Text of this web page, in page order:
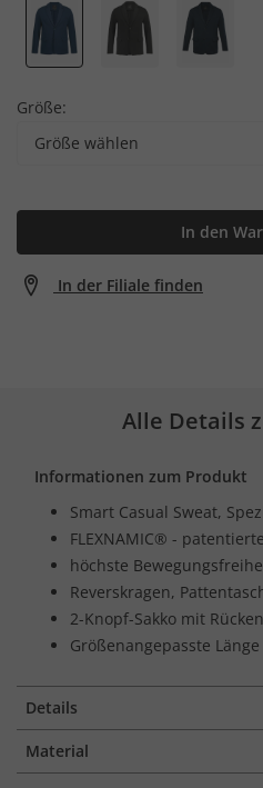
Größe:
Größe wählen
In den
In der Filiale finden
Alle Details
Informationen zum Produkt
Smart Casual Sweat,
FLEXNAMIC® -
höchste
Reverskragen,
2-Knopf-Sakko mit
Größenangepasste
Details
Material